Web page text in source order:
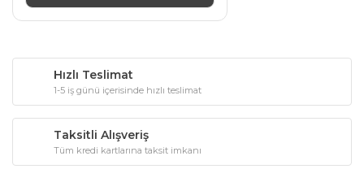
Hızlı Teslimat
1-5 iş günü içerisinde hızlı teslimat
Taksitli Alışveriş
Tüm kredi kartlarına taksit imkanı